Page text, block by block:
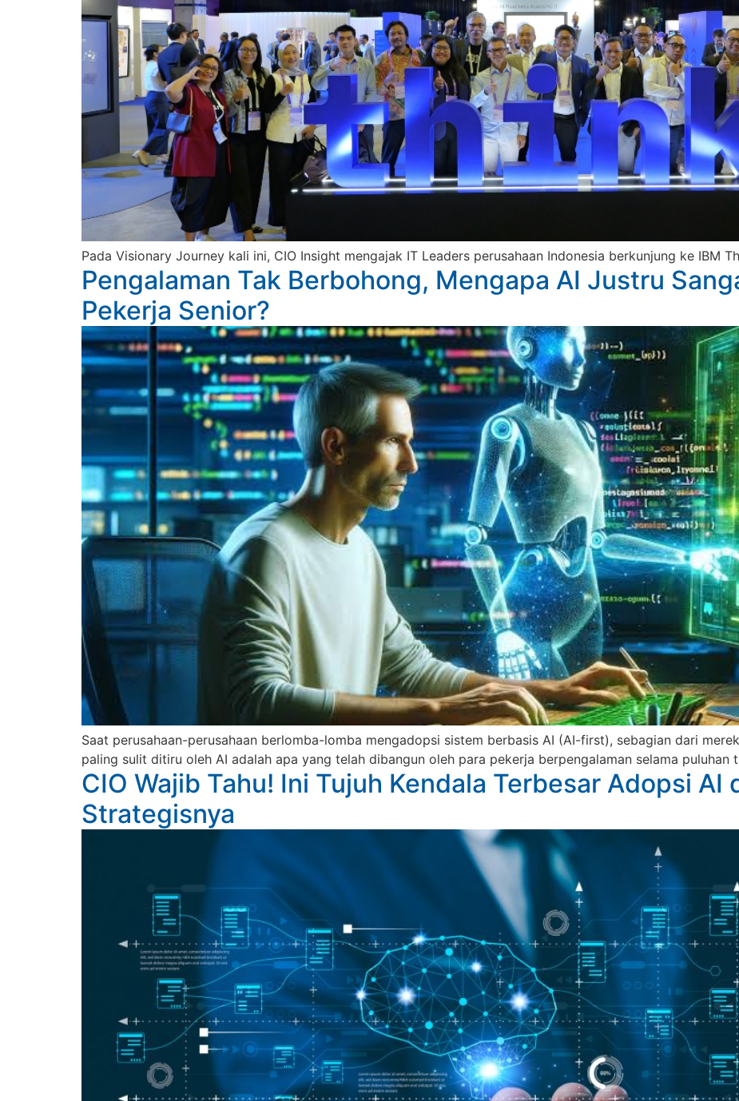
Pada Visionary Journey kali ini, CIO Insight mengajak IT Leaders perusahaan Indonesia berkunjung ke IBM
Pengalaman Tak Berbohong, Mengapa AI Justru
Pekerja Senior?
​Saat perusahaan-perusahaan berlomba-lomba mengadopsi sistem berbasis AI (AI-first), sebagian dari
paling sulit ditiru oleh AI adalah apa yang telah dibangun oleh para pekerja berpengalaman selama puluhan
CIO Wajib Tahu! Ini Tujuh Kendala Terbesar Adopsi AI
Strategisnya